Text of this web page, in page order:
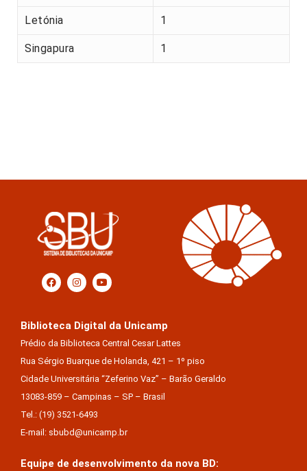
Letónia 1
Singapura 1
Biblioteca Digital da Unicamp
Prédio da Biblioteca Central Cesar Lattes
Rua Sérgio Buarque de Holanda, 421 – 1º piso
Cidade Universitária “Zeferino Vaz” – Barão Geraldo
13083-859 – Campinas – SP – Brasil
Tel.: (19) 3521-6493
E-mail: sbubd@unicamp.br
Equipe de desenvolvimento da nova BD: